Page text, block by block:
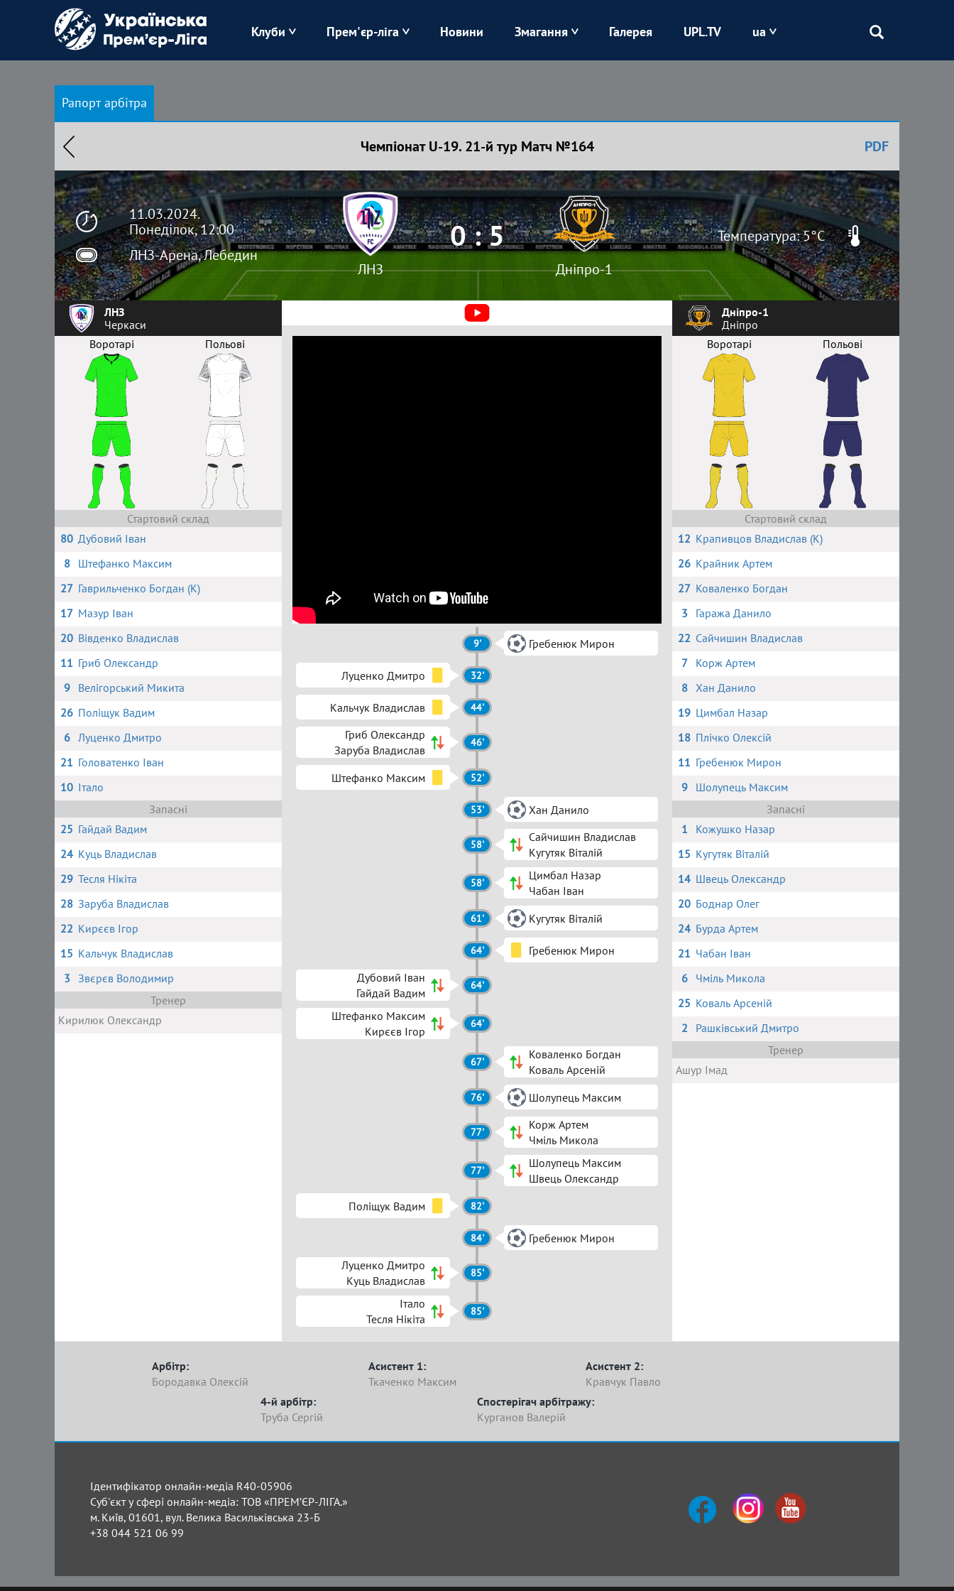
Клуби
Зоря Карпати Колос Кривбас
Полісся Харків Чорноморець Шахтар
Прем'єр-ліга Новини Змагання Галерея UPL.TV ua
Рапорт арбітра
Чемпіонат U-19. 21-й тур Матч №164 PDF
11.03.2024.
Понеділок, 12:00
ЛНЗ-Арена, Лебедин
ЛНЗ
0 : 5
Дніпро-1
Температура: 5°C
ЛНЗ
Черкаси
Воротарі
Польові
Стартовий склад
80 Дубовий Іван
8
Штефанко Максим
27 Гаврильченко Богдан (К)
17 Мазур Іван
20 Вівденко Владислав
11 Гриб Олександр
9
Велігорський Микита
26 Поліщук Вадим
6 Луценко Дмитро
21 Головатенко Іван
10 Італо
Запасні
25 Гайдай Вадим
24 Куць Владислав
29 Тесля Нікіта
28 Заруба Владислав
22 Кирєєв Ігор
15 Кальчук Владислав
3 Звєрєв Володимир
Тренер
Кирилюк Олександр
9' Гребенюк Мирон
Луценко Дмитро 32'
Кальчук Владислав 44'
Гриб Олександр
Заруба Владислав
46'
Штефанко Максим 52'
53' Хан Данило
58'
Сайчишин Владислав
Кугутяк Віталій
58'
Цимбал Назар
Чабан Іван
61' Кугутяк Віталій
64'
Гребенюк Мирон
Дубовий Іван
Гайдай Вадим
64'
Штефанко Максим
Кирєєв Ігор
64'
67'
Коваленко Богдан
Коваль Арсеній
76' Шолупець Максим
77'
Корж Артем
Чміль Микола
77'
Шолупець Максим
Швець Олександр
Поліщук Вадим
82'
84'
Гребенюк Мирон
Луценко Дмитро
Куць Владислав
85'
Італо
Тесля Нікіта
85'
Дніпро-1
Дніпро
Воротарі
Польові
Стартовий склад
12 Крапивцов Владислав (К)
26 Крайник Артем
27 Коваленко Богдан
3
Гаража Данило
22 Сайчишин Владислав
7
Корж Артем
8 Хан Данило
19 Цимбал Назар
18 Плічко Олексій
11 Гребенюк Мирон
9
Шолупець Максим
Запасні
1
Кожушко Назар
15 Кугутяк Віталій
14 Швець Олександр
20 Боднар Олег
24 Бурда Артем
21 Чабан Іван
6
Чміль Микола
25 Коваль Арсеній
2
Рашківський Дмитро
Тренер
Ашур Імад
Арбітр:
Бородавка Олексій
Асистент 1:
Ткаченко Максим
Асистент 2:
Кравчук Павло
4-й арбітр:
Труба Сергій
Спостерігач арбітражу:
Курганов Валерій
Ідентифікатор онлайн-медіа R40-05906
Суб'єкт у сфері онлайн-медіа: ТОВ «ПРЕМ’ЄР-ЛІГА.»
м. Київ, 01601, вул. Велика Васильківська 23-Б
+38 044 521 06 99